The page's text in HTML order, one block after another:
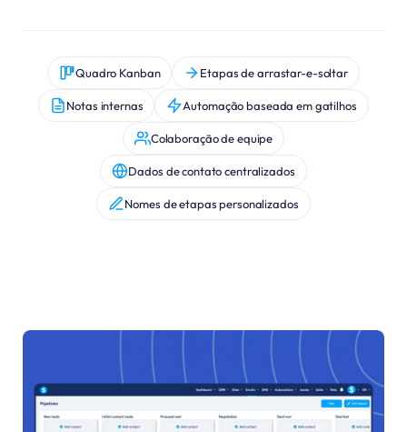
Quadro Kanban Etapas de arrastar-e-soltar
Notas internas Automação baseada em gatilhos
Colaboração de equipe
Dados de contato centralizados
Nomes de etapas personalizados